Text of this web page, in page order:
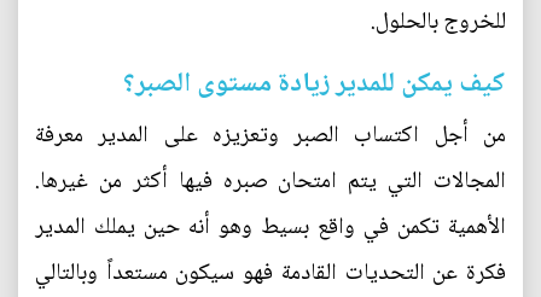
للخروج بالحلول.
كيف يمكن للمدير زيادة مستوى الصبر؟
من أجل اكتساب الصبر وتعزيزه على المدير معرفة
المجالات التي يتم امتحان صبره فيها أكثر من غيرها.
الأهمية تكمن في واقع بسيط وهو أنه حين يملك المدير
فكرة عن التحديات القادمة فهو سيكون مستعداً وبالتالي